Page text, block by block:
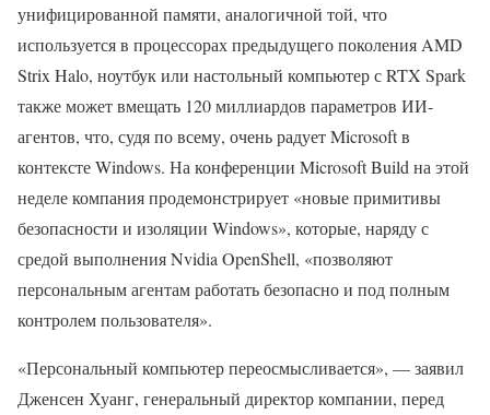
унифицированной памяти, аналогичной той, что
используется в процессорах предыдущего поколения AMD
Strix Halo, ноутбук или настольный компьютер с RTX Spark
также может вмещать 120 миллиардов параметров ИИ-
агентов, что, судя по всему, очень радует Microsoft в
контексте Windows. На конференции Microsoft Build на этой
неделе компания продемонстрирует «новые примитивы
безопасности и изоляции Windows», которые, наряду с
средой выполнения Nvidia OpenShell, «позволяют
персональным агентам работать безопасно и под полным
контролем пользователя».
«Персональный компьютер переосмысливается», — заявил
Дженсен Хуанг, генеральный директор компании, перед